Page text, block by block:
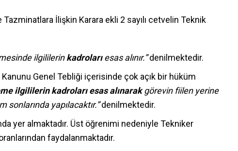
İlişkin Karara ekli 2 sayılı cetvelin Teknik
ilgililerinkadrolarıesas alınır.”denilmektedir.
Genel Tebliği içerisinde çok açık bir hüküm
ilgililerin kadroları esas alınarakgörevin fiilen yerine
sonlarında yapılacaktır.”denilmektedir.
yer almaktadır. Üst öğrenimi nedeniyle Tekniker
faydalanmaktadır.